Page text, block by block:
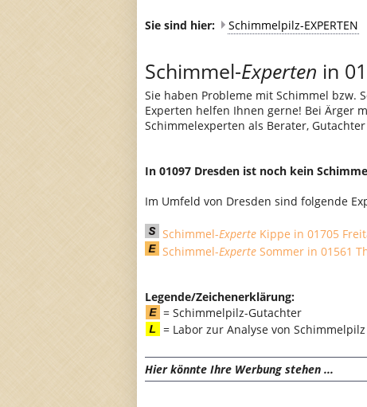
Sie sind hier: Schimmelpilz-EXPERTEN
Schimmel-Experten in
Sie haben Probleme mit Schimmel bzw.
Experten helfen Ihnen gerne! Bei Ärger
Schimmelexperten als Berater,
In 01097 Dresden ist noch kein
Im Umfeld von Dresden sind folgende
Schimmel-Experte Kippe in 01705
Schimmel-Experte Sommer in 01561
Legende/Zeichenerklärung:
= Schimmelpilz-Gutachter
= Labor zur Analyse von
Hier könnte Ihre Werbung stehen ...